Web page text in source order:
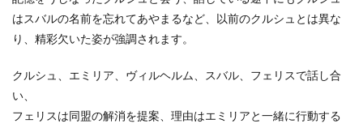
はスバルの名前を忘れてあやまるなど、以前のクルシュとは異な
り、精彩欠いた姿が強調されます。
クルシュ、エミリア、ヴィルヘルム、スバル、フェリスで話し合
い、
フェリスは同盟の解消を提案、理由はエミリアと一緒に行動する